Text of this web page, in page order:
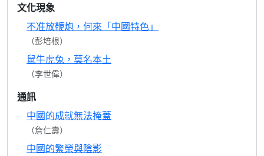
文化現象
不准放鞭炮，何來「中國特色」
（彭培根）
鼠牛虎兔，莫名本土
（李世偉）
通訊
中國的成就無法掩蓋
（詹仁壽）
中國的繁榮與陰影